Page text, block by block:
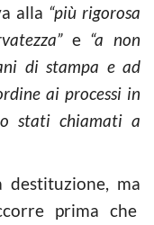
alla “più rigorosa
e“a non
di stampa e ad
ai processi in
stati chiamati a
ma
prima che